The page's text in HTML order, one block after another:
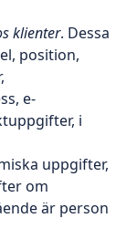
klienter. Dessa
position,
e-
i
uppgifter,
om
är person